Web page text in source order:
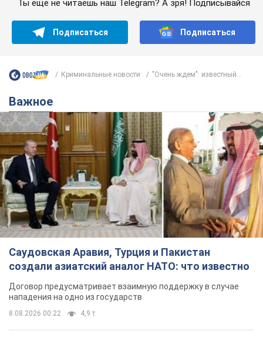
Ты еще не читаешь наш Telegram? А зря! Подписывайся
Подписаться Подписаться
Криминальные новости "Очень ждем": известный...
Важное
Саудовская Аравия, Турция и Пакистан
создали азиатский аналог НАТО: что известно
Договор предусматривает взаимную поддержку в случае
нападения на одно из государств
8.08.2026 00:22 4,9 т.